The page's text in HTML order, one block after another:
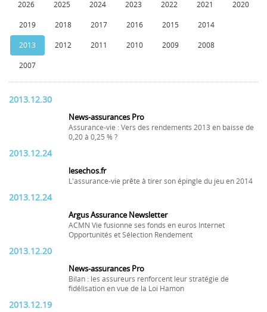
2026 2025 2024 2023 2022 2021 2020
2019 2018 2017 2016 2015 2014
2013 2012 2011 2010 2009 2008
2007
2013.12.30
News-assurances Pro
Assurance-vie : Vers des rendements 2013 en baisse de
0,20 à 0,25 % ?
2013.12.24
lesechos.fr
L'assurance-vie prête à tirer son épingle du jeu en 2014
2013.12.24
Argus Assurance Newsletter
ACMN Vie fusionne ses fonds en euros Internet
Opportunités et Sélection Rendement
2013.12.20
News-assurances Pro
Bilan : les assureurs renforcent leur stratégie de
fidélisation en vue de la Loi Hamon
2013.12.19